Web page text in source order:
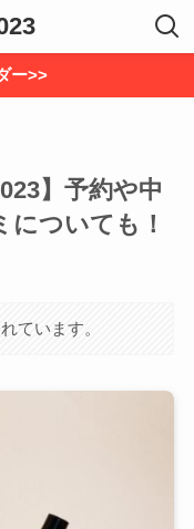
ー>>
】予約や中
ついても！
ています。